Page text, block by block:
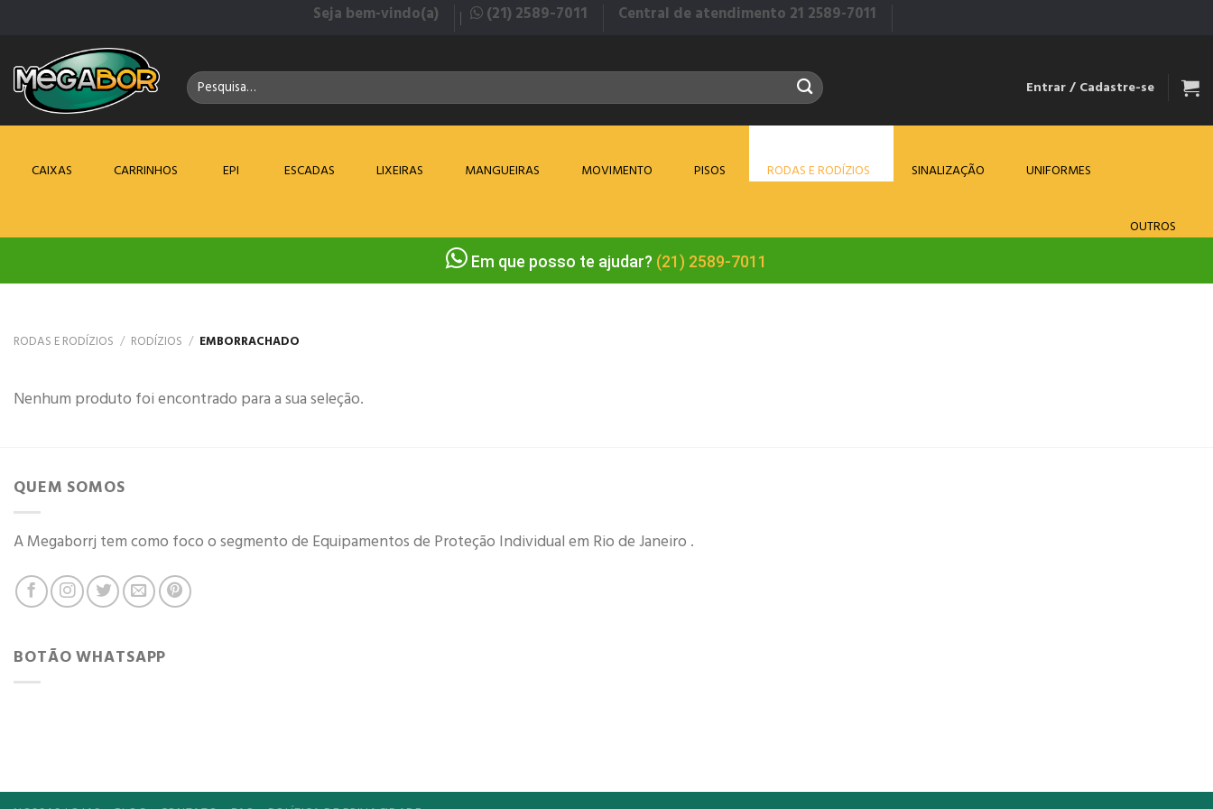
content
Seja bem-vindo(a) (21) 2589-7011 Central de atendimento 21 2589-7011
Pesquisar
por:
Entrar / Cadastre-se
CAIXAS CARRINHOS EPI ESCADAS LIXEIRAS MANGUEIRAS MOVIMENTO PISOS RODAS E RODÍZIOS SINALIZAÇÃO UNIFORMES
OUTROS
Em que posso te ajudar? (21) 2589-7011
RODAS E RODÍZIOS / RODÍZIOS / EMBORRACHADO
Nenhum produto foi encontrado para a sua seleção.
QUEM SOMOS
A Megaborrj tem como foco o segmento de Equipamentos de Proteção Individual em Rio de Janeiro .
BOTÃO WHATSAPP